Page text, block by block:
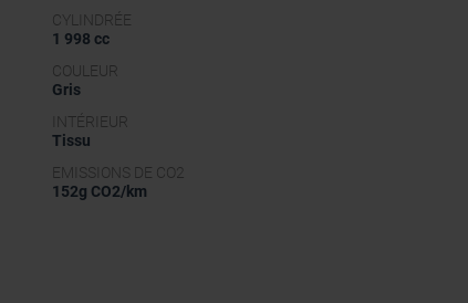
CYLINDRÉE
1 998 cc
COULEUR
Gris
INTÉRIEUR
Tissu
EMISSIONS DE CO2
152g CO2/km